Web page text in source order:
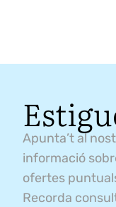
Apunta’t al
informació
ofertes
Recorda